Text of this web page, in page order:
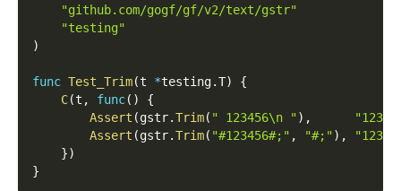
"github.com/gogf/gf/v2/text/gstr"
"testing"
)
func Test_Trim(t *testing.T)
{
C(t , func( )
{
Assert (gstr.Trim( " 123456\n ") ,
Assert (gstr.Trim( "#123456#;" , "#;") ,
})
}